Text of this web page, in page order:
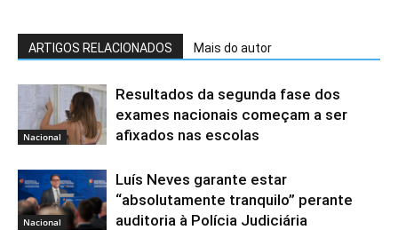
ARTIGOS RELACIONADOS Mais do autor
Nacional
Resultados da segunda fase dos
exames nacionais começam a ser
afixados nas escolas
Nacional
Luís Neves garante estar
“absolutamente tranquilo” perante
auditoria à Polícia Judiciária